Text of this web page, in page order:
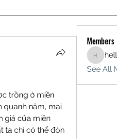
trồng ở miền
quanh năm, mai
giá của miền
ta chỉ có thể đón
Members
See All